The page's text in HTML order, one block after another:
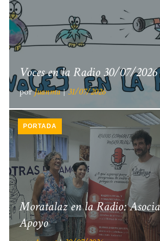
Voces en la Radio 30/07/2026
porJuanma 31/07/2026
PORTADA
Moratalaz en la Radio:
Apoyo